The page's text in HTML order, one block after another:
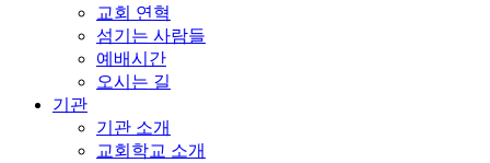
교회 연혁
섬기는 사람들
예배시간
오시는 길
기관
기관 소개
교회학교 소개